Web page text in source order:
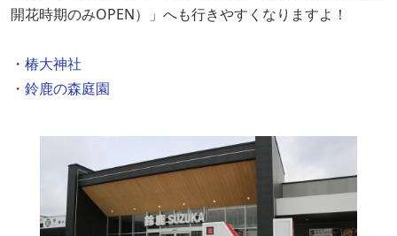
開花時期のみOPEN）」へも行きやすくなりますよ！
・ 椿大神社
・ 鈴鹿の森庭園